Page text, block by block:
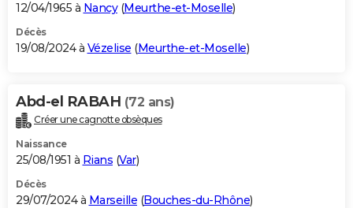
12/04/1965 à Nancy(Meurthe-et-Moselle)
Décès
19/08/2024 à Vézelise (Meurthe-et-Moselle)
Abd-el RABAH (72 ans)
Créer une cagnotte obsèques
Naissance
25/08/1951 à Rians (Var)
Décès
29/07/2024 à Marseille (Bouches-du-Rhône)